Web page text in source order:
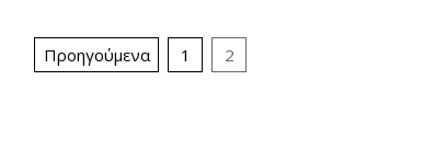
Σελιδοποίηση
Προηγούμενα 1 2